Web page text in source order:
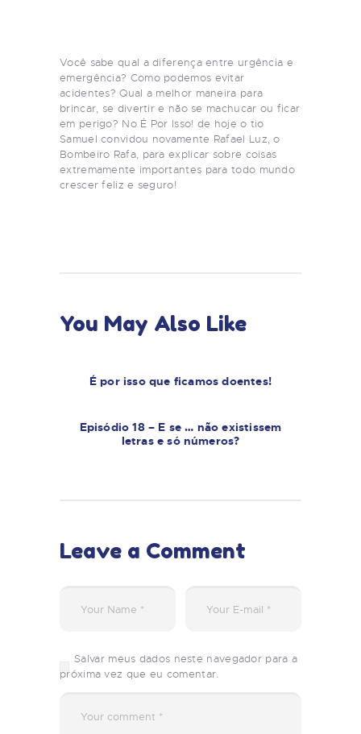
Você sabe qual a diferença entre urgência e
emergência? Como podemos evitar
acidentes? Qual a melhor maneira para
brincar, se divertir e não se machucar ou ficar
em perigo? No É Por Isso! de hoje o tio
Samuel convidou novamente Rafael Luz, o
Bombeiro Rafa, para explicar sobre coisas
extremamente importantes para todo mundo
crescer feliz e seguro!
You May Also Like
É por isso que ficamos doentes!
Episódio 18 – E se … não existissem
letras e só números?
Leave a Comment
Salvar meus dados neste navegador para a
próxima vez que eu comentar.